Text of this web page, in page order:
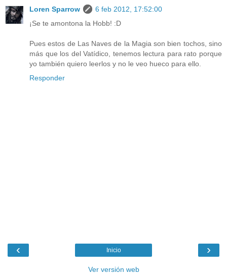
Loren Sparrow
6 feb 2012, 17:52:00
¡Se te amontona la Hobb! :D
Pues estos de Las Naves de la Magia son bien tochos, sino
más que los del Vatídico, tenemos lectura para rato porque
yo también quiero leerlos y no le veo hueco para ello.
Responder
‹ ›
Inicio
Ver versión web